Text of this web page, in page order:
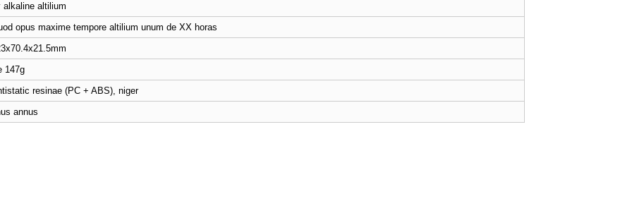
alkaline altilium
opus maxime tempore altilium unum de XX horas
147g
resinae (PC + ABS), niger
annus